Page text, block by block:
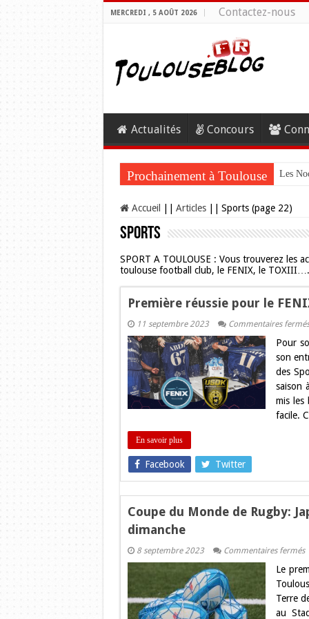
MERCREDI , 5 AOÛT 2026 Contactez-nous
Actualités Concours
Prochainement à Toulouse Les
Accueil Articles Sports (page 22)
Sports
SPORT A TOULOUSE : Vous trouverez les
toulouse football club, le FENIX, le
Première réussie pour le
11 septembre 2023 Commentaires fermés
!
Pour
son
des
saison
mis les
facile.
En savoir plus
Facebook Twitter
Coupe du Monde de Rugby:
dimanche
8 septembre 2023 Commentaires fermés
Le
Terre
au